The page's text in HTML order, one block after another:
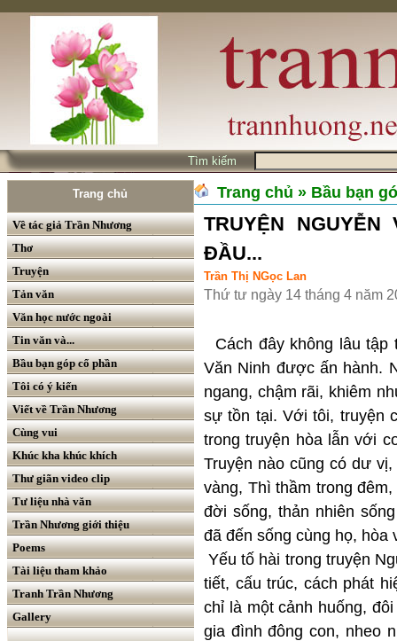
Tìm kiếm
Trang chủ
Về tác giả Trần Nhương
Thơ
Truyện
Tản văn
Văn học nước ngoài
Tin văn và...
Bầu bạn góp cổ phần
Tôi có ý kiến
Viết về Trần Nhương
Cùng vui
Khúc kha khúc khích
Thư giãn video clip
Tư liệu nhà văn
Trần Nhương giới thiệu
Poems
Tài liệu tham khảo
Tranh Trần Nhương
Gallery
Trang chủ » Bầu bạn
TRUYỆN
ĐẦU...
Trần Thị NGọc Lan
Thứ tư ngày 14 tháng 4 năm
Cách đây không lâu tập
Văn Ninh được ấn hành.
ngang, chậm rãi, khiêm
sự tồn tại. Với tôi, truyện
trong truyện hòa lẫn với
Truyện nào cũng có dư
vàng, Thì thầm trong
đời sống, thản nhiên
đã đến sống cùng họ,
Yếu tố hài trong truyện
tiết, cấu trúc, cách phát
chỉ là một cảnh huống,
gia đình đông con, nheo